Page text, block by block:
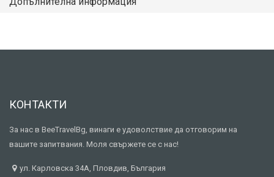
КОНТАКТИ
За нас в BeeTravelBg, винаги е удоволствие да отговорим на
вашите запитвания. Моля свържете се с нас!
ул. Карловска 34А, Пловдив, България